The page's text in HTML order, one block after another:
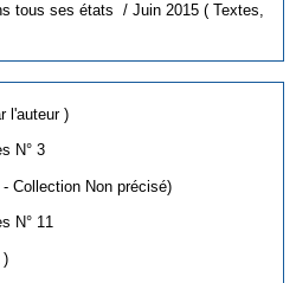
/ Juin 2015 ( Textes,
(Edité par l'auteur )
• En 2024 : Publication dans les N° 3
(Editeur non précisé - Collection Non précisé)
• En 2017 : Publication dans les N° 11
(L'Indé Panda )